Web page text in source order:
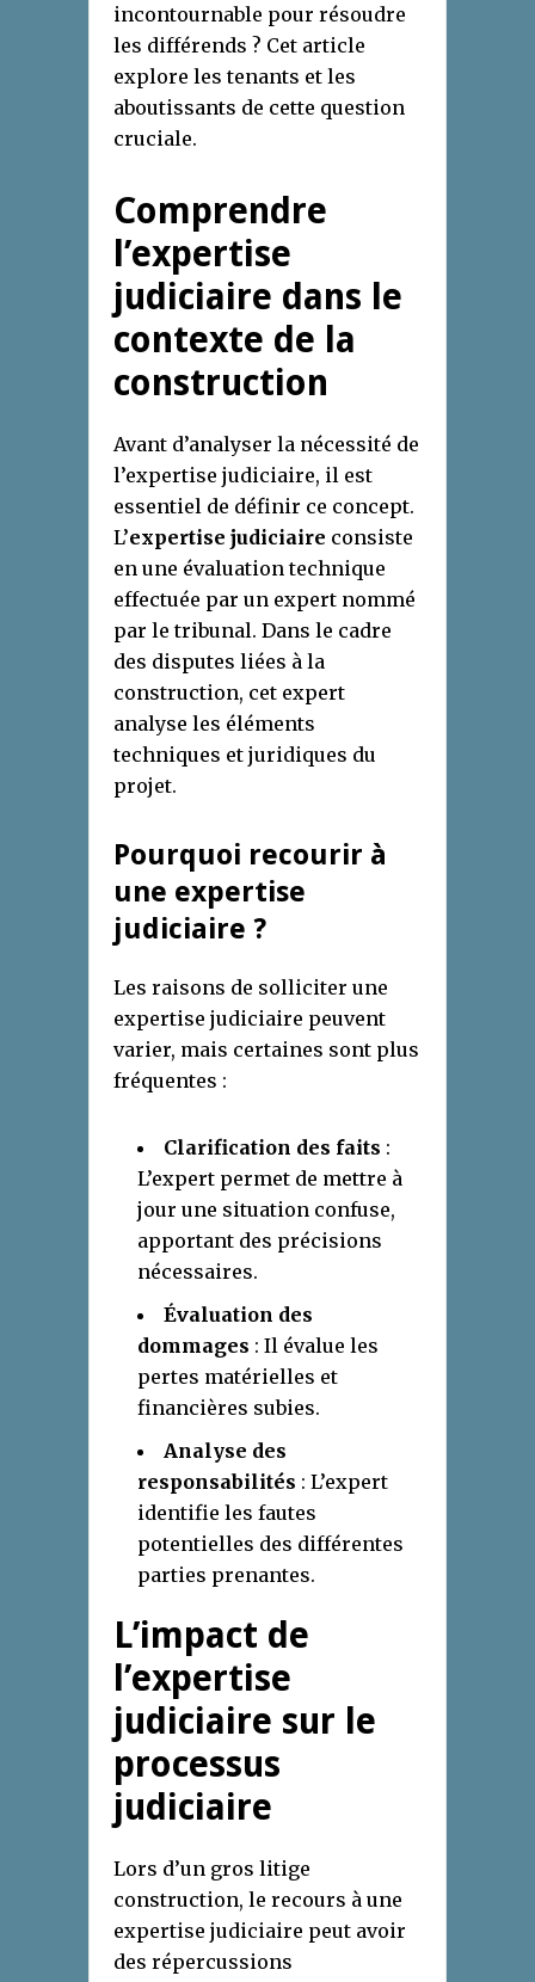
incontournable pour résoudre
les différends ? Cet article
explore les tenants et les
aboutissants de cette question
cruciale.
Comprendre
l’expertise
judiciaire dans le
contexte de la
construction
Avant d’analyser la nécessité de
l’expertise judiciaire, il est
essentiel de définir ce concept.
L’expertise judiciaire consiste
en une évaluation technique
effectuée par un expert nommé
par le tribunal. Dans le cadre
des disputes liées à la
construction, cet expert
analyse les éléments
techniques et juridiques du
projet.
Pourquoi recourir à
une expertise
judiciaire ?
Les raisons de solliciter une
expertise judiciaire peuvent
varier, mais certaines sont plus
fréquentes :
Clarification des faits :
L’expert permet de mettre à
jour une situation confuse,
apportant des précisions
nécessaires.
Évaluation des
dommages : Il évalue les
pertes matérielles et
financières subies.
Analyse des
responsabilités : L’expert
identifie les fautes
potentielles des différentes
parties prenantes.
L’impact de
l’expertise
judiciaire sur le
processus
judiciaire
Lors d’un gros litige
construction, le recours à une
expertise judiciaire peut avoir
des répercussions